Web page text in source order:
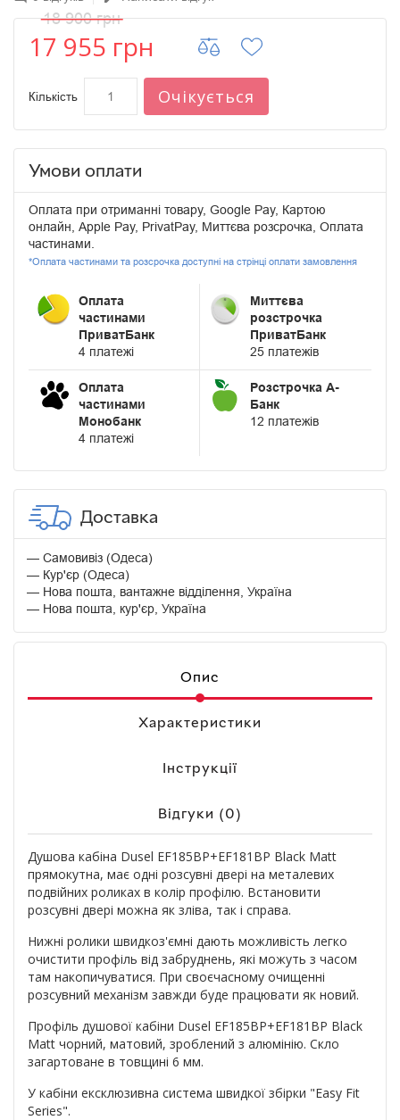
18 900 грн
17 955 грн
Кількість Очікується
Умови оплати
Оплата при отриманні товару, Google Pay, Картою
онлайн, Apple Pay, PrivatPay, Миттєва розсрочка, Оплата
частинами.
*Оплата частинами та розсрочка доступні на стрінці оплати замовлення
Оплата
частинами
ПриватБанк
4 платежі
Миттєва
розстрочка
ПриватБанк
25 платежів
Оплата
частинами
Монобанк
4 платежі
Розстрочка А-
Банк
12 платежів
Доставка
Самовивіз (Одеса)
Кур'єр (Одеса)
Нова пошта, вантажне відділення, Україна
Нова пошта, кур'єр, Україна
Опис
Характеристики
Інструкції
Відгуки (0)
Душова кабіна Dusel EF185BP+EF181BP Black Matt
прямокутна, має одні розсувні двері на металевих
подвійних роликах в колір профілю. Встановити
розсувні двері можна як зліва, так і справа.
Нижні ролики швидкоз'ємні дають можливість легко
очистити профіль від забруднень, які можуть з часом
там накопичуватися. При своєчасному очищенні
розсувний механізм завжди буде працювати як новий.
Профіль душової кабіни Dusel EF185BP+EF181BP Black
Matt чорний, матовий, зроблений з алюмінію. Скло
загартоване в товщині 6 мм.
У кабіни ексклюзивна система швидкої збірки "Easy Fit
Series".